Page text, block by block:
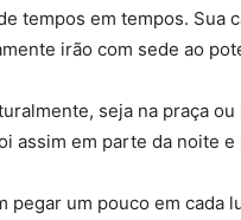
tempos em tempos. Sua
irão com sede ao
seja na praça
assim em parte da noite
um pouco em